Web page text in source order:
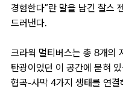
경험한다”란 말을 남긴 찰스
드러낸다.
크라윅 멀티버스는 총 8개의
탄광이었던 이 공간에 묻혀
협곡-사막 4가지 생태를 연